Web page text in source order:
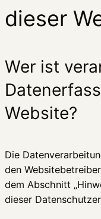
dieser
Wer ist
Website?
Die
den
dem Abschnitt
dieser